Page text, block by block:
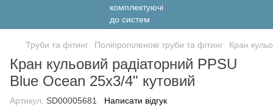
Труби та фітинг Поліпропіленові труби та фітинг Кран
Кран кульовий радіаторний PPSU
Blue Ocean 25х3/4" кутовий
Артикул: SD00005681 Написати відгук